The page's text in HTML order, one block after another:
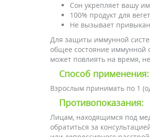
Сон укрепляет вашу
100% продукт для
Не вызывает
Для защиты иммунной
общее состояние иммунной
может повлиять на время,
Способ применения:
Взрослым принимать по 1
Противопоказания:
Лицам, находящимся под
обратиться за